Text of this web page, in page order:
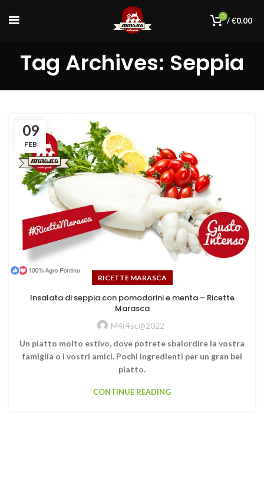
0 /€0.00
Tag Archives: Seppia
09
FEB
RICETTE MARASCA
Insalata di seppia con pomodorini e menta – Ricette
Marasca
M4r4sc@2022
Un piatto molto estivo, dove potrete sbalordire la vostra
famiglia o i vostri amici. Pochi ingredienti per un gran bel
piatto.
CONTINUE READING